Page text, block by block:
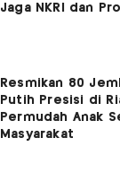
Jaga NKRI dan
Resmikan 80
Putih Presisi di
Permudah Anak
Masyarakat